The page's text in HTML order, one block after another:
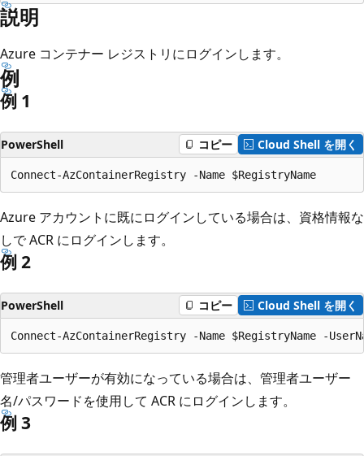
説明
Azure コンテナー レジストリにログインします。
例
例 1
PowerShell コピー Cloud Shell を開く
Azure アカウントに既にログインしている場合は、資格情報な
しで ACR にログインします。
例 2
PowerShell コピー Cloud Shell を開く
管理者ユーザーが有効になっている場合は、管理者ユーザー
名/パスワードを使用して ACR にログインします。
例 3